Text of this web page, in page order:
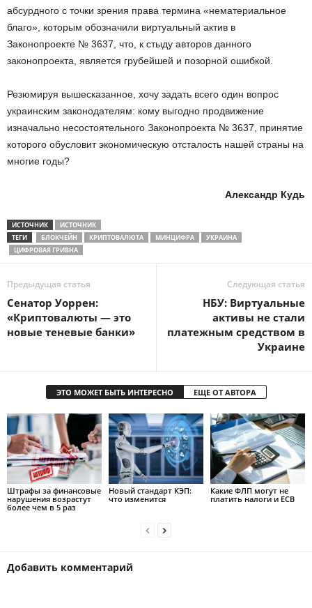
абсурдного с точки зрения права термина «нематериальное
благо», которым обозначили виртуальный актив в
Законопроекте № 3637, что, к стыду авторов данного
законопроекта, является грубейшей и позорной ошибкой.
Резюмируя вышесказанное, хочу задать всего один вопрос
украинским законодателям: кому выгодно продвижение
изначально несостоятельного Законопроекта № 3637, принятие
которого обусловит экономическую отсталость нашей страны на
многие годы?
Александр Кудь
ИСТОЧНИК
ИСТОЧНИК
ТЕГИ
БЛОКЧЕЙН КРИПТОВАЛЮТА МИНЦИФРА
УКРАИНА
ЦИФРОВАЯ ГРИВНА
Предыдущая статья
Сенатор Уоррен:
«Криптовалюты — это
новые теневые банки»
Следующая статья
НБУ: Виртуальные
активы не стали
платежным средством в
Украине
ЭТО МОЖЕТ БЫТЬ ИНТЕРЕСНО ЕЩЕ ОТ АВТОРА
Штрафы за финансовые
нарушения возрастут
более чем в 5 раз
Новый стандарт КЭП:
что изменится
Какие ФЛП могут не
платить налоги и ЕСВ
Добавить комментарий